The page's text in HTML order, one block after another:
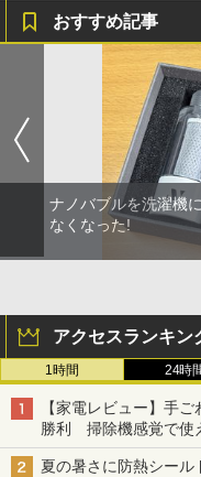
おすすめ記事
ナノバブルを洗濯機
なくなった!
アクセスランキン
1時間 24時
【家電レビュー】手
勝利 掃除機感覚で使
夏の暑さに防熱シー